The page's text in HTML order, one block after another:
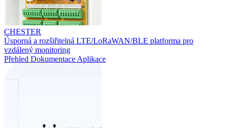
CHESTER
Úsporná a rozšiřitelná LTE/LoRaWAN/BLE platforma pro
vzdálený monitoring
Přehled Dokumentace Aplikace